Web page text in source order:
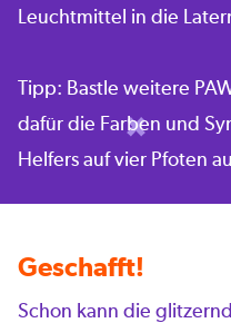
Leuchtmittel in die
Tipp: Bastle weitere
dafür die Farben und
Helfers auf vier Pfoten
Geschafft!
Schon kann die